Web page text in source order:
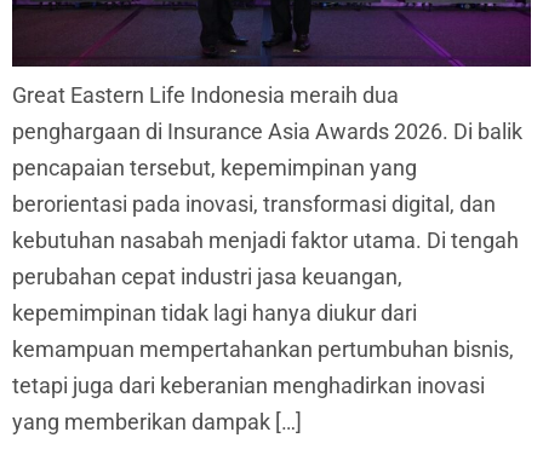
Great Eastern Life Indonesia meraih dua
penghargaan di Insurance Asia Awards 2026. Di balik
pencapaian tersebut, kepemimpinan yang
berorientasi pada inovasi, transformasi digital, dan
kebutuhan nasabah menjadi faktor utama. Di tengah
perubahan cepat industri jasa keuangan,
kepemimpinan tidak lagi hanya diukur dari
kemampuan mempertahankan pertumbuhan bisnis,
tetapi juga dari keberanian menghadirkan inovasi
yang memberikan dampak […]